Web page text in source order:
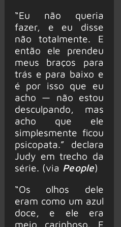
“Eu não queria
fazer, e eu disse
não totalmente. E
então ele prendeu
meus braços para
trás e para baixo e
é por isso que eu
acho — não estou
desculpando, mas
acho que ele
simplesmente ficou
psicopata.” declara
Judy em trecho da
série. (via People)
“Os olhos dele
eram como um azul
doce, e ele era
meio carinhoso. E